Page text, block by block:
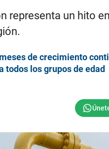
representa un hito
de crecimiento
todos los grupos de edad